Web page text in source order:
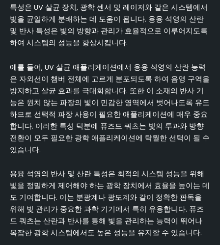
특성은 UV 살균 장치, 광학 센서 및 레이저와 같은 시스템에서
빛을 균일하게 분배하는 데 도움이 됩니다. 용융 석영의 산란
및 반사 특성은 빛의 방향과 관리가 효율적으로 이루어지도록
하여 시스템의 성능을 향상시킵니다.
예를 들어, UV 살균 애플리케이션에서 용융 석영의 산란 능력
은 자외선이 챔버 전체에 고르게 분포되도록 하여 음영 구역을
방지하고 살균 효과를 극대화합니다. 또한 이 소재의 반사 기
능은 원치 않는 파장의 빛이 민감한 영역에서 벗어나도록 유도
하므로 선택적 파장 사용이 필요한 애플리케이션에 매우 중요
합니다. 이러한 특성 덕분에 퓨즈드 쿼츠는 빛의 투과와 방향
전환이 모두 필요한 광학 애플리케이션에 탁월한 선택이 될 수
있습니다.
용융 석영의 반사 및 산란 특성은 최적의 시스템 성능을 위해
빛을 정밀하게 제어해야 하는 광학 장치에서 효율을 높이는 데
도 기여합니다. 이는 분광계나 광도계와 같이 정확한 판독을
위해 빛 관리가 중요한 과학 기기에서 특히 유용합니다. 퓨즈
드 쿼츠는 산란과 반사를 통해 빛을 관리하는 능력이 뛰어나
복잡한 광학 시스템에서도 높은 성능을 유지할 수 있습니다.